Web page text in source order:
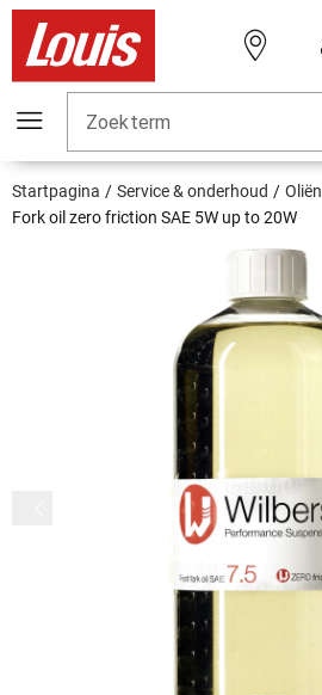
Zoekterm
Startpagina Service & onderhoud Oliën
Fork oil zero friction SAE 5W up to 20W